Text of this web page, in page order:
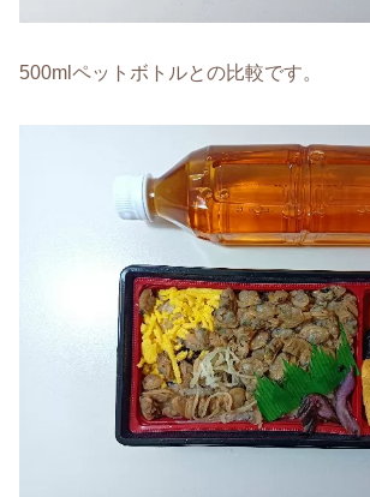
500mlペットボトルとの比較です。